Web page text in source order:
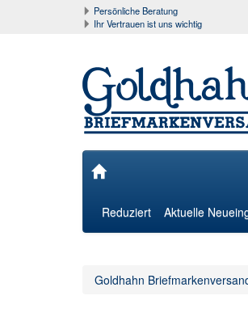
Persönliche Beratung
Ihr Vertrauen ist uns wichtig
Reduziert Aktuelle
Goldhahn